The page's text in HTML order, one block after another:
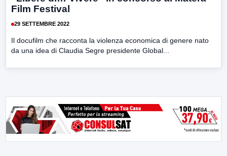
Film Festival
29 SETTEMBRE 2022
Il docufilm che racconta la violenza economica di genere nato
da una idea di Claudia Segre presidente Global...